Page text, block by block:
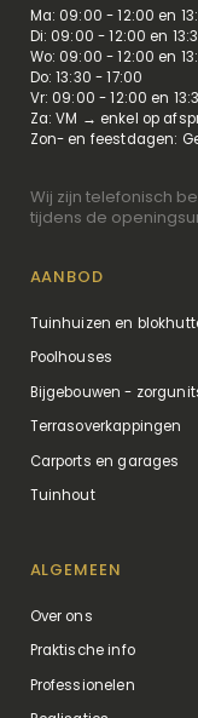
Ma: 09:00 - 12:00 en
Di: 09:00 - 12:00 en
Wo: 09:00 - 12:00 en
Do: 13:30 - 17:00
Vr: 09:00 - 12:00 en
Za: VM → enkel op
Zon- en feestdagen:
Wij zijn telefonisch
tijdens de
AANBOD
Tuinhuizen en
Poolhouses
Bijgebouwen -
Terrasoverkappingen
Carports en garages
Tuinhout
ALGEMEEN
Over ons
Praktische info
Professionelen